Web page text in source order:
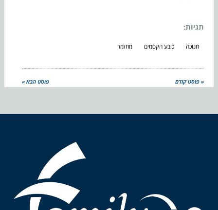
תגיות:
חנוכה כובע הקסמים מחזמר
« פוסט קודם פוסט הבא »